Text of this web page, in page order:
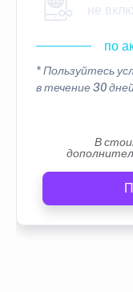
не
по
* Пользуйтесь
в течение 30
В